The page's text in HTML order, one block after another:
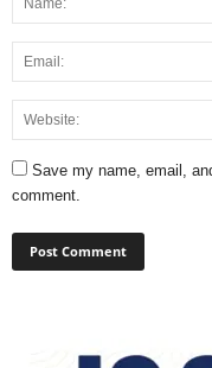
Save my name, email,
comment.